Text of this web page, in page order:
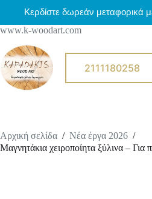
Κερδίστε δωρεάν μεταφορικά
www.k-woodart.com
τ
β
α
σ
η
ε
ρ
2111180258
Αρχική σελίδα / Νέα έργα 2026 /
Μαγνητάκια χειροποίητα ξύλινα – Για